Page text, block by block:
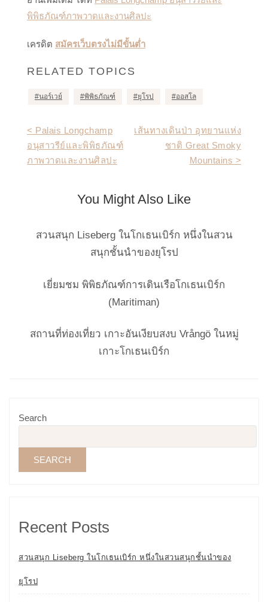
พิพิธภัณฑ์ภาพวาดและงานศิลปะ
เครดิต สมัครเว็บตรงไม่มีขั้นต่ำ
RELATED TOPICS
นอร์เวย์ พิพิธภัณฑ์ ยุโรป ออสโล
Post
navigation
< Palais Longchamp
อนุสาวรีย์และพิพิธภัณฑ์
ภาพวาดและงานศิลปะ
เส้นทางเดินป่า อุทยานแห่ง
ชาติ Great Smoky
Mountains >
You Might Also Like
สวนสนุก Liseberg ในโกเธนเบิร์ก หนึ่งในสวน
สนุกชั้นนำของยุโรป
เยี่ยมชม พิพิธภัณฑ์การเดินเรือโกเธนเบิร์ก
(Maritiman)
สถานที่ท่องเที่ยว เกาะอันเงียบสงบ Vrångö ในหมู่
เกาะโกเธนเบิร์ก
Search
SEARCH
Recent Posts
สวนสนุก Liseberg ในโกเธนเบิร์ก หนึ่งในสวนสนุกชั้นนำของ
ยุโรป